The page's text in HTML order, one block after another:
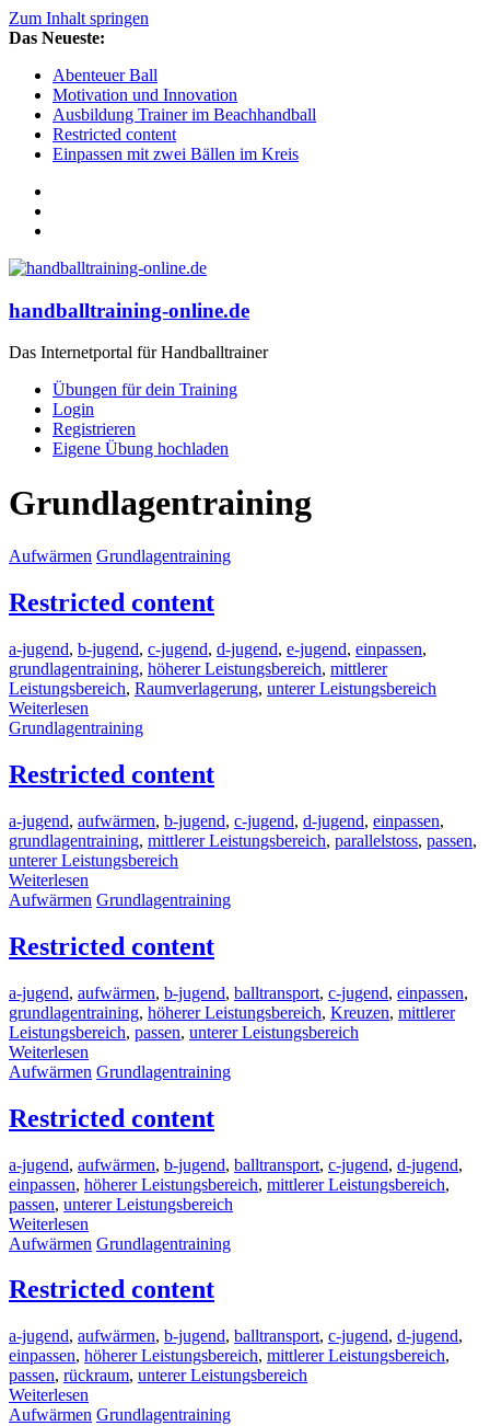
Zum Inhalt springen
Das Neueste:
Abenteuer Ball
Motivation und Innovation
Ausbildung Trainer im Beachhandball
Restricted content
Einpassen mit zwei Bällen im Kreis
handballtraining-online.de
Das Internetportal für Handballtrainer
Übungen für dein Training
Login
Registrieren
Eigene Übung hochladen
Grundlagentraining
Aufwärmen Grundlagentraining
Restricted content
a-jugend, b-jugend, c-jugend, d-jugend, e-jugend, einpassen,
grundlagentraining, höherer Leistungsbereich, mittlerer
Leistungsbereich, Raumverlagerung, unterer Leistungsbereich
Weiterlesen
Grundlagentraining
Restricted content
a-jugend, aufwärmen, b-jugend, c-jugend, d-jugend, einpassen,
grundlagentraining, mittlerer Leistungsbereich, parallelstoss, passen,
unterer Leistungsbereich
Weiterlesen
Aufwärmen Grundlagentraining
Restricted content
a-jugend, aufwärmen, b-jugend, balltransport, c-jugend, einpassen,
grundlagentraining, höherer Leistungsbereich, Kreuzen, mittlerer
Leistungsbereich, passen, unterer Leistungsbereich
Weiterlesen
Aufwärmen Grundlagentraining
Restricted content
a-jugend, aufwärmen, b-jugend, balltransport, c-jugend, d-jugend,
einpassen, höherer Leistungsbereich, mittlerer Leistungsbereich,
passen, unterer Leistungsbereich
Weiterlesen
Aufwärmen Grundlagentraining
Restricted content
a-jugend, aufwärmen, b-jugend, balltransport, c-jugend, d-jugend,
einpassen, höherer Leistungsbereich, mittlerer Leistungsbereich,
passen, rückraum, unterer Leistungsbereich
Weiterlesen
Aufwärmen Grundlagentraining